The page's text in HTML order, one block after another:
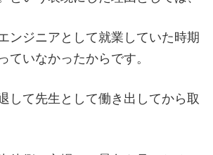
ンジニアとして就業していた時期
ていなかったからです。
して先生として働き出してから取